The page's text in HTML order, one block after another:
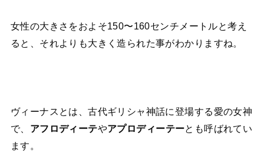
女性の大きさをおよそ150〜160センチメートルと考え
ると、それよりも大きく造られた事がわかりますね。
ヴィーナスとは、古代ギリシャ神話に登場する愛の女神
で、 アフロディーテやアプロディーテーとも呼ばれてい
ます。